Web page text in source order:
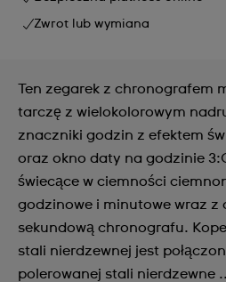
Zwrot lub wymiana
Ten zegarek z chronografem
tarczę z wielokolorowym
znaczniki godzin z efektem
oraz okno daty na godzinie
świecące w ciemności
godzinowe i minutowe wraz z
sekundową chronografu.
stali nierdzewnej jest
polerowanej stali nierdzewne